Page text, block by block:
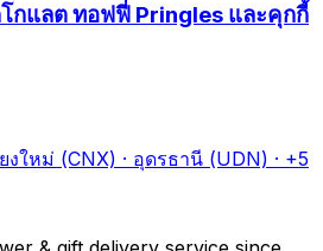
กแลต ทอฟฟี่ Pringles และคุกกี้
งใหม่ (CNX) · อุดรธานี (UDN) · +5